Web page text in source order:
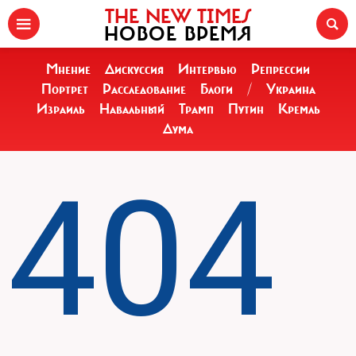
THE NEW TIMES
НОВОЕ ВРЕМЯ
Мнение Дискуссия Интервью
Репрессии
Портрет
Расследование Блоги /
Украина
Израиль
Навальный Трамп Путин
Кремль
Дума
404